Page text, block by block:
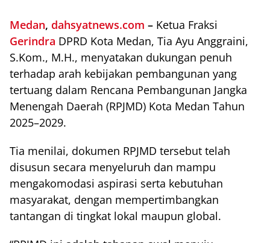
Medan, dahsyatnews.com – Ketua Fraksi
Gerindra DPRD Kota Medan, Tia Ayu Anggraini,
S.Kom., M.H., menyatakan dukungan penuh
terhadap arah kebijakan pembangunan yang
tertuang dalam Rencana Pembangunan Jangka
Menengah Daerah (RPJMD) Kota Medan Tahun
2025–2029.
Tia menilai, dokumen RPJMD tersebut telah
disusun secara menyeluruh dan mampu
mengakomodasi aspirasi serta kebutuhan
masyarakat, dengan mempertimbangkan
tantangan di tingkat lokal maupun global.